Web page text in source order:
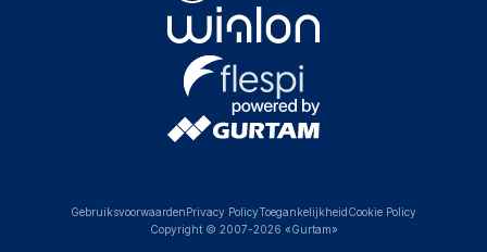
GebruiksvoorwaardenPrivacy PolicyToegankelijkheidCookie Policy
Copyright © 2007-2026 «Gurtam»